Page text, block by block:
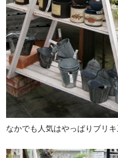
なかでも人気はやっぱりブリ